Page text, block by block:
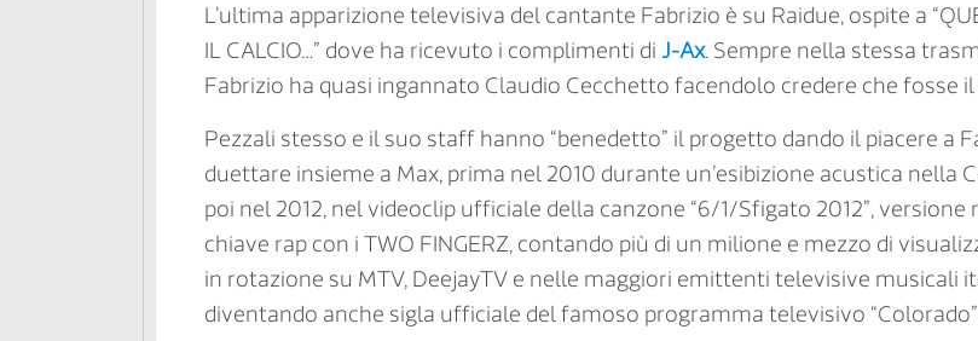
L’ultima apparizione televisiva del cantante Fabrizio è su Raidue, ospite a
IL CALCIO…” dove ha ricevuto i complimenti di J-Ax. Sempre nella stessa
Fabrizio ha quasi ingannato Claudio Cecchetto facendolo credere che fosse il
Pezzali stesso e il suo staff hanno “benedetto” il progetto dando il piacere a
duettare insieme a Max, prima nel 2010 durante un’esibizione acustica nella
poi nel 2012, nel videoclip ufficiale della canzone “6/1/Sfigato 2012”, versione
chiave rap con i TWO FINGERZ, contando più di un milione e mezzo di
in rotazione su MTV, DeejayTV e nelle maggiori emittenti televisive musicali
diventando anche sigla ufficiale del famoso programma televisivo